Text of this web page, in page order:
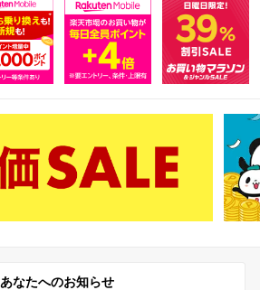
あなたへのお知らせ